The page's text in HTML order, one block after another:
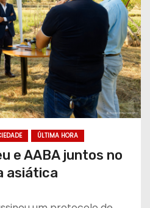
ÚLTIMA HORA
e AABA juntos no
asiática